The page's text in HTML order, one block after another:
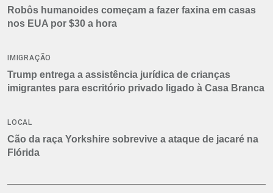
Robôs humanoides começam a fazer faxina em casas
nos EUA por $30 a hora
IMIGRAÇÃO
Trump entrega a assistência jurídica de crianças
imigrantes para escritório privado ligado à Casa Branca
LOCAL
Cão da raça Yorkshire sobrevive a ataque de jacaré na
Flórida